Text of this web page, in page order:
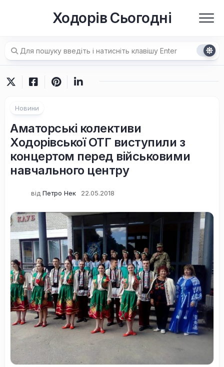
Ходорів Сьогодні
Новини
Аматорські колективи
Ходорівської ОТГ виступили з
концертом перед військовими
навчального центру
від Петро Нек 22.05.2018